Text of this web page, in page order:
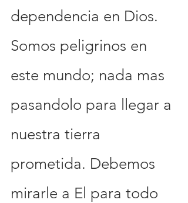
dependencia en Dios.
Somos peligrinos en
este mundo; nada mas
pasandolo para llegar a
nuestra tierra
prometida. Debemos
mirarle a El para todo